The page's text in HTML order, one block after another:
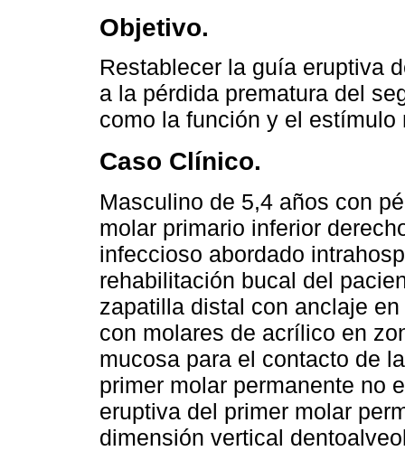
Objetivo.
Restablecer la guía eruptiva
a la pérdida prematura del
como la función y el estímulo
Caso Clínico.
Masculino de 5,4 años con
molar primario inferior
infeccioso abordado
rehabilitación bucal del
zapatilla distal con anclaje
con molares de acrílico en
mucosa para el contacto de
primer molar permanente no
eruptiva del primer molar
dimensión vertical